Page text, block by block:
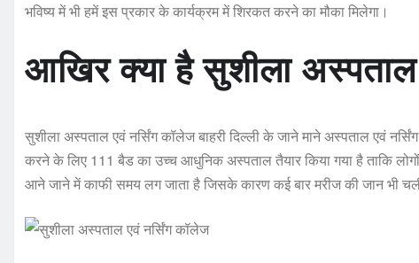
भविष्य में भी हमें इस प्रकार के कार्यक्रम में शिरकत करने का मौका मिलेगा।
आखिर क्या है सुशीला
सुशीला अस्पताल एवं नर्सिंग कॉलेज बाहरी दिल्ली के जाने माने अस्पताल एवं
करने के लिए 111 बैड का उच्च आधुनिक अस्पताल तैयार किया गया है ताकि
आने जाने में काफी समय लग जाता है जिसके कारण कई बार मरीज की जान भी